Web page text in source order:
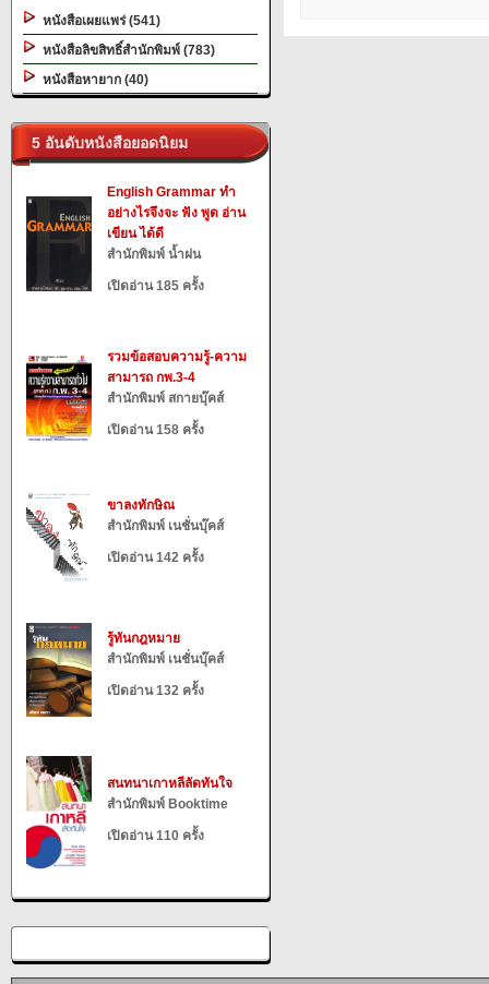
หนังสือเผยแพร่ (541)
หนังสือลิขสิทธิ์สำนักพิมพ์ (783)
หนังสือหายาก (40)
5 อันดับหนังสือยอดนิยม
English Grammar ทำ
อย่างไรจึงจะ ฟัง พูด อ่าน
เขียน ได้ดี
สำนักพิมพ์ น้ำฝน
เปิดอ่าน 185 ครั้ง
รวมข้อสอบความรู้-ความ
สามารถ กพ.3-4
สำนักพิมพ์ สกายบุ๊คส์
เปิดอ่าน 158 ครั้ง
ขาลงทักษิณ
สำนักพิมพ์ เนชั่นบุ๊คส์
เปิดอ่าน 142 ครั้ง
รู้ทันกฎหมาย
สำนักพิมพ์ เนชั่นบุ๊คส์
เปิดอ่าน 132 ครั้ง
สนทนาเกาหลีลัดทันใจ
สำนักพิมพ์ Booktime
เปิดอ่าน 110 ครั้ง